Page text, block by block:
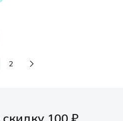
2
100 ₽